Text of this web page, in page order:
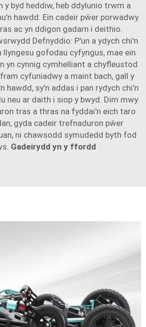
y byd heddiw, heb ddylunio trwm a
hawdd. Ein cadeir pŵer porwadwy
ac yn ddigon gadarn i deithio.
Defnyddio: P'un a ydych chi'n
llyngesu gofodau cyfyngus, mae ein
yn cynnig cymhelliant a chyfleustod
cyfuniadwy a maint bach, gall y
hawdd, sy'n addas i pan rydych chi'n
neu ar daith i siop y bwyd. Dim mwy
tras a thras na fyddai'n eich taro
gyda cadeir trefnaduron pŵer
ni chawsodd symudedd byth fod
Gadeirydd yn y ffordd